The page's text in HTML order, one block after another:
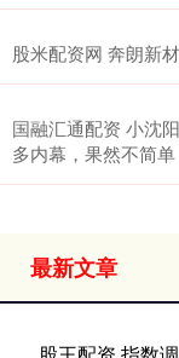
股米配资网 奔朗新
国融汇通配资 小沈
多内幕，果然不简单
最新文章